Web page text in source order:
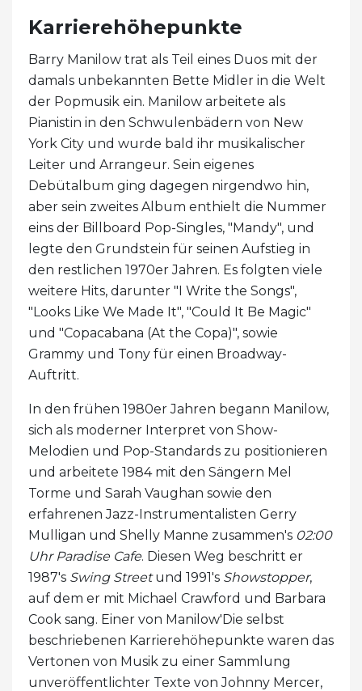
Karrierehöhepunkte
Barry Manilow trat als Teil eines Duos mit der
damals unbekannten Bette Midler in die Welt
der Popmusik ein. Manilow arbeitete als
Pianistin in den Schwulenbädern von New
York City und wurde bald ihr musikalischer
Leiter und Arrangeur. Sein eigenes
Debütalbum ging dagegen nirgendwo hin,
aber sein zweites Album enthielt die Nummer
eins der Billboard Pop-Singles, "Mandy", und
legte den Grundstein für seinen Aufstieg in
den restlichen 1970er Jahren. Es folgten viele
weitere Hits, darunter "I Write the Songs",
"Looks Like We Made It", "Could It Be Magic"
und "Copacabana (At the Copa)", sowie
Grammy und Tony für einen Broadway-
Auftritt.
In den frühen 1980er Jahren begann Manilow,
sich als moderner Interpret von Show-
Melodien und Pop-Standards zu positionieren
und arbeitete 1984 mit den Sängern Mel
Torme und Sarah Vaughan sowie den
erfahrenen Jazz-Instrumentalisten Gerry
Mulligan und Shelly Manne zusammen's 02:00
Uhr Paradise Cafe. Diesen Weg beschritt er
1987's Swing Streetund 1991's Showstopper,
auf dem er mit Michael Crawford und Barbara
Cook sang. Einer von Manilow'Die selbst
beschriebenen Karrierehöhepunkte waren das
Vertonen von Musik zu einer Sammlung
unveröffentlichter Texte von Johnny Mercer,